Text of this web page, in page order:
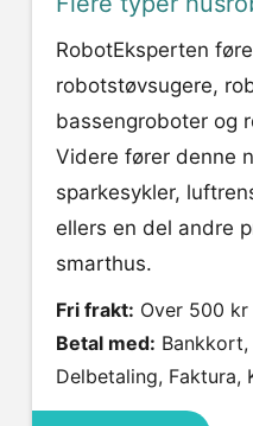
RobotEksperten
robotstøvsugere,
bassengroboter og
Videre fører denne
sparkesykler,
ellers en del andre
smarthus.
Fri frakt: Over 500 kr
Betal med:
Delbetaling, Faktura,